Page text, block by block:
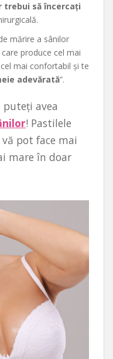
trebui să încercați
mărire a sânilor
produce cel mai
mai confortabil și te
adevărată”.
puteți avea
! Pastilele
pot face mai
mare în doar